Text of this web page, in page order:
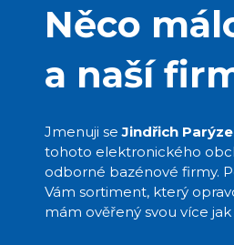
Něco
a naší
Jmenuji seJindřich
tohoto elektronického
odborné bazénové firmy.
Vám sortiment, který
mám ověřený svou více